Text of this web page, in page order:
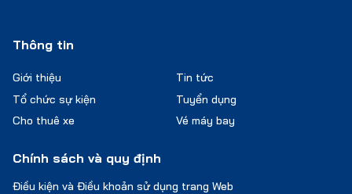
Thông tin
Giới thiệu
Tổ chức sự kiện
Cho thuê xe
Vé máy bay
Tin tức
Tuyển dụng
Chính sách và quy định
Điều kiện và Điều khoản sử dụng trang Web